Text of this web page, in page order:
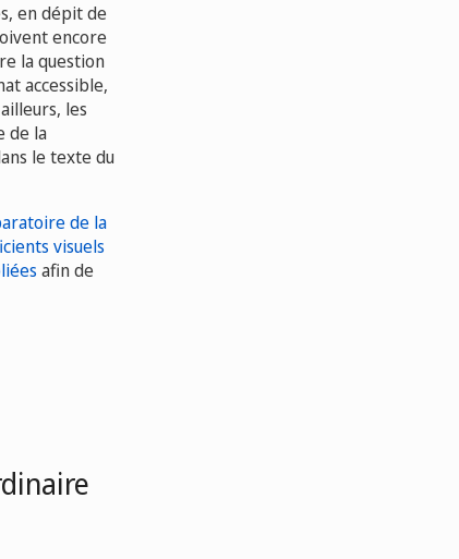
en dépit de
encore
la question
accessible,
les
de la
le texte du
de la
visuels
afin de